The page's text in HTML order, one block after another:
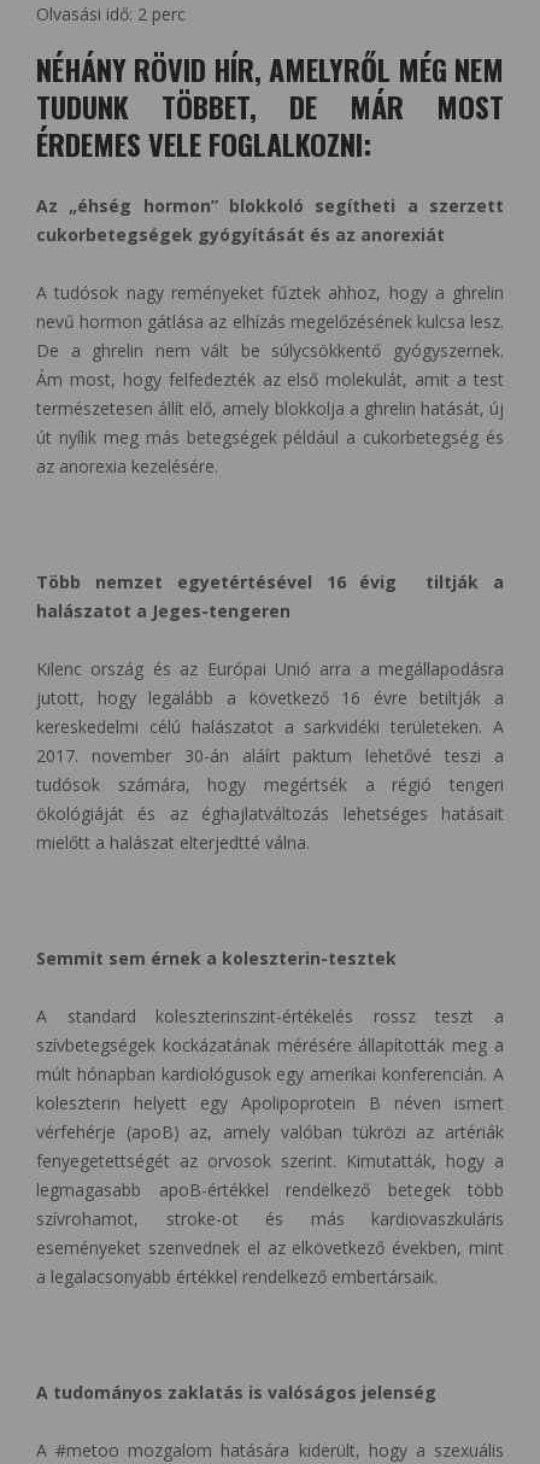
Olvasási idő: 2 perc
NÉHÁNY RÖVID HÍR, AMELYRŐL MÉG NEM
TUDUNK TÖBBET, DE MÁR MOST
ÉRDEMES VELE FOGLALKOZNI:
Az „éhség hormon” blokkoló segítheti a szerzett
cukorbetegségek gyógyítását és az anorexiát
A tudósok nagy reményeket fűztek ahhoz, hogy a ghrelin
nevű hormon gátlása az elhízás megelőzésének kulcsa lesz.
De a ghrelin nem vált be súlycsökkentő gyógyszernek.
Ám most, hogy felfedezték az első molekulát, amit a test
természetesen állít elő, amely blokkolja a ghrelin hatását, új
út nyílik meg más betegségek például a cukorbetegség és
az anorexia kezelésére.
Több nemzet egyetértésével 16 évig tiltják a
halászatot a Jeges-tengeren
Kilenc ország és az Európai Unió arra a megállapodásra
jutott, hogy legalább a következő 16 évre betiltják a
kereskedelmi célú halászatot a sarkvidéki területeken. A
2017. november 30-án aláírt paktum lehetővé teszi a
tudósok számára, hogy megértsék a régió tengeri
ökológiáját és az éghajlatváltozás lehetséges hatásait
mielőtt a halászat elterjedtté válna.
Semmit sem érnek a koleszterin-tesztek
A standard koleszterinszint-értékelés rossz teszt a
szívbetegségek kockázatának mérésére állapították meg a
múlt hónapban kardiológusok egy amerikai konferencián. A
koleszterin helyett egy Apolipoprotein B néven ismert
vérfehérje (apoB) az, amely valóban tükrözi az artériák
fenyegetettségét az orvosok szerint. Kimutatták, hogy a
legmagasabb apoB-értékkel rendelkező betegek több
szívrohamot, stroke-ot és más kardiovaszkuláris
eseményeket szenvednek el az elkövetkező években, mint
a legalacsonyabb értékkel rendelkező embertársaik.
A tudományos zaklatás is valóságos jelenség
A #metoo mozgalom hatására kiderült, hogy a szexuális